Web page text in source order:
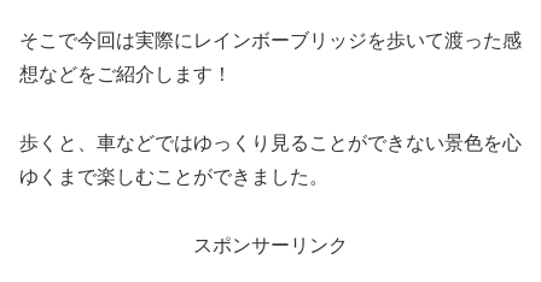
そこで今回は実際にレインボーブリッジを歩いて渡った感
想などをご紹介します！
歩くと、車などではゆっくり見ることができない景色を心
ゆくまで楽しむことができました。
スポンサーリンク